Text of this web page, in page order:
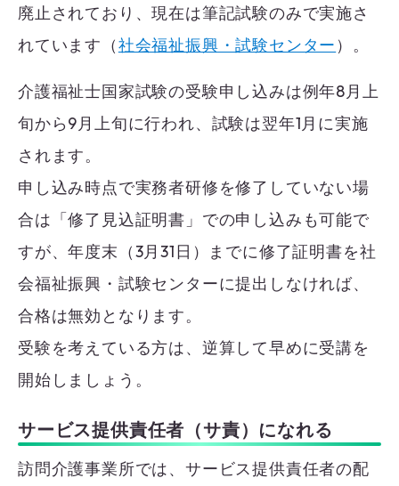
廃止されており、現在は筆記試験のみで実施さ
れています（社会福祉振興・試験センター ）。
介護福祉士国家試験の受験申し込みは例年8月上
旬から9月上旬に行われ、試験は翌年1月に実施
されます。
申し込み時点で実務者研修を修了していない場
合は「修了見込証明書」での申し込みも可能で
すが、年度末（3月31日）までに修了証明書を社
会福祉振興・試験センターに提出しなければ、
合格は無効となります。
受験を考えている方は、逆算して早めに受講を
開始しましょう。
サービス提供責任者（サ責）になれる
訪問介護事業所では、サービス提供責任者の配